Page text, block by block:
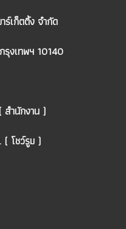
เก็ตติ้ง จำกัด
งเทพฯ 10140
ำนักงาน )
โชว์รูม )